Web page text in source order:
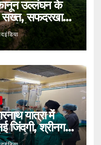
उल्लंघन के
सख्त, सफदरखाल
पर
यात्रा में
जिंदगी, श्रीनगर
सर्जरी